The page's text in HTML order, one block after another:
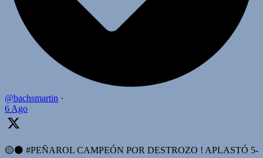
@bachsmartin ·
6 Ago
🟡⚫️ #PEÑAROL CAMPEÓN POR DESTROZO ! APLASTÓ 5-